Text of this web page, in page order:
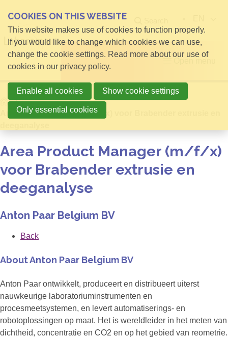
Home
Area Product Manager (m/f/x) voor Brabender extrusie en
Area Product Manager (m/f/x)
voor Brabender extrusie en
deeganalyse
Anton Paar Belgium BV
Back
About Anton Paar Belgium BV
Anton Paar ontwikkelt, produceert en distribueert uiterst
nauwkeurige laboratoriuminstrumenten en
procesmeetsystemen, en levert automatiserings- en
robotoplossingen op maat. Het is wereldleider in het meten van
dichtheid, concentratie en CO2 en op het gebied van reometrie.
COOKIES ON THIS WEBSITE
This website makes use of cookies to function properly.
If you would like to change which cookies we can use,
change the cookie settings. Read more about our use of
cookies in our privacy policy.
Enable all cookies Show cookie settings
Only essential cookies